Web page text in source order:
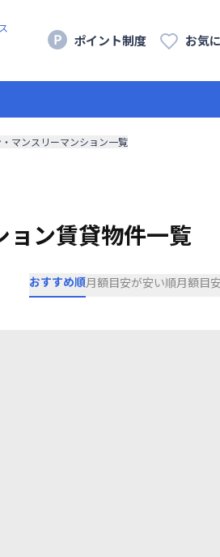
ポイント制度 お気
マンスリーマンション一覧
ョン賃貸物件一覧
おすすめ順月額目安が安い順月額目